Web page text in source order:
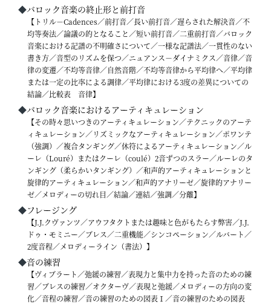
◆バロック音楽の終止形と前打音
【トリル－Cadences／前打音／長い前打音／遅らされた解決音／不
均等奏法／論議の的となること／短い前打音／二重前打音／バロック
音楽における記譜の不明確さについて／一様な記譜法／一貫性のない
書き方／音型のリズムを保つ／ニュアンス－ダイナミクス／音律／音
律の変遷／不均等音律／自然音階／不均等音律から平均律へ／平均律
または一定の比率による調律／平均律における3度の差異についての
結論／比較表 音律】
◆バロック音楽におけるアーティキュレーション
【その時々思いつきのアーティキュレーション／テクニックのアーテ
ィキュレーション／リズミックなアーティキュレーション／ポワンテ
（強調）／複合タンギング／休符によるアーティキュレーション／ル
ーレ（Louré）またはクーレ（coulé）2音ずつのスラー／ルーレのタ
ンギング（柔らかいタンギング）／和声的アーティキュレーションと
旋律的アーティキュレーション／和声的アナリーゼ／旋律的アナリー
ゼ／メロディーの切れ目／結論／連結／強調／分離】
◆フレージング
【J.J.クヴァンツ／アウフタクトまたは趣味と色がもたらす弊害／J.J.
ドゥ・モミニー／ブレス／二重機能／シンコペーション／ルバート／
2度音程／メロディーライン（書法）】
◆音の練習
【ヴィブラート／弛緩の練習／表現力と集中力を持った音のための練
習／ブレスの練習／オクターヴ／表現と弛緩／メロディーの方向の変
化／音程の練習／音の練習のための図表Ⅰ／音の練習のための図表